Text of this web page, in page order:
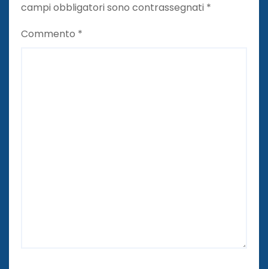
campi obbligatori sono contrassegnati *
Commento *